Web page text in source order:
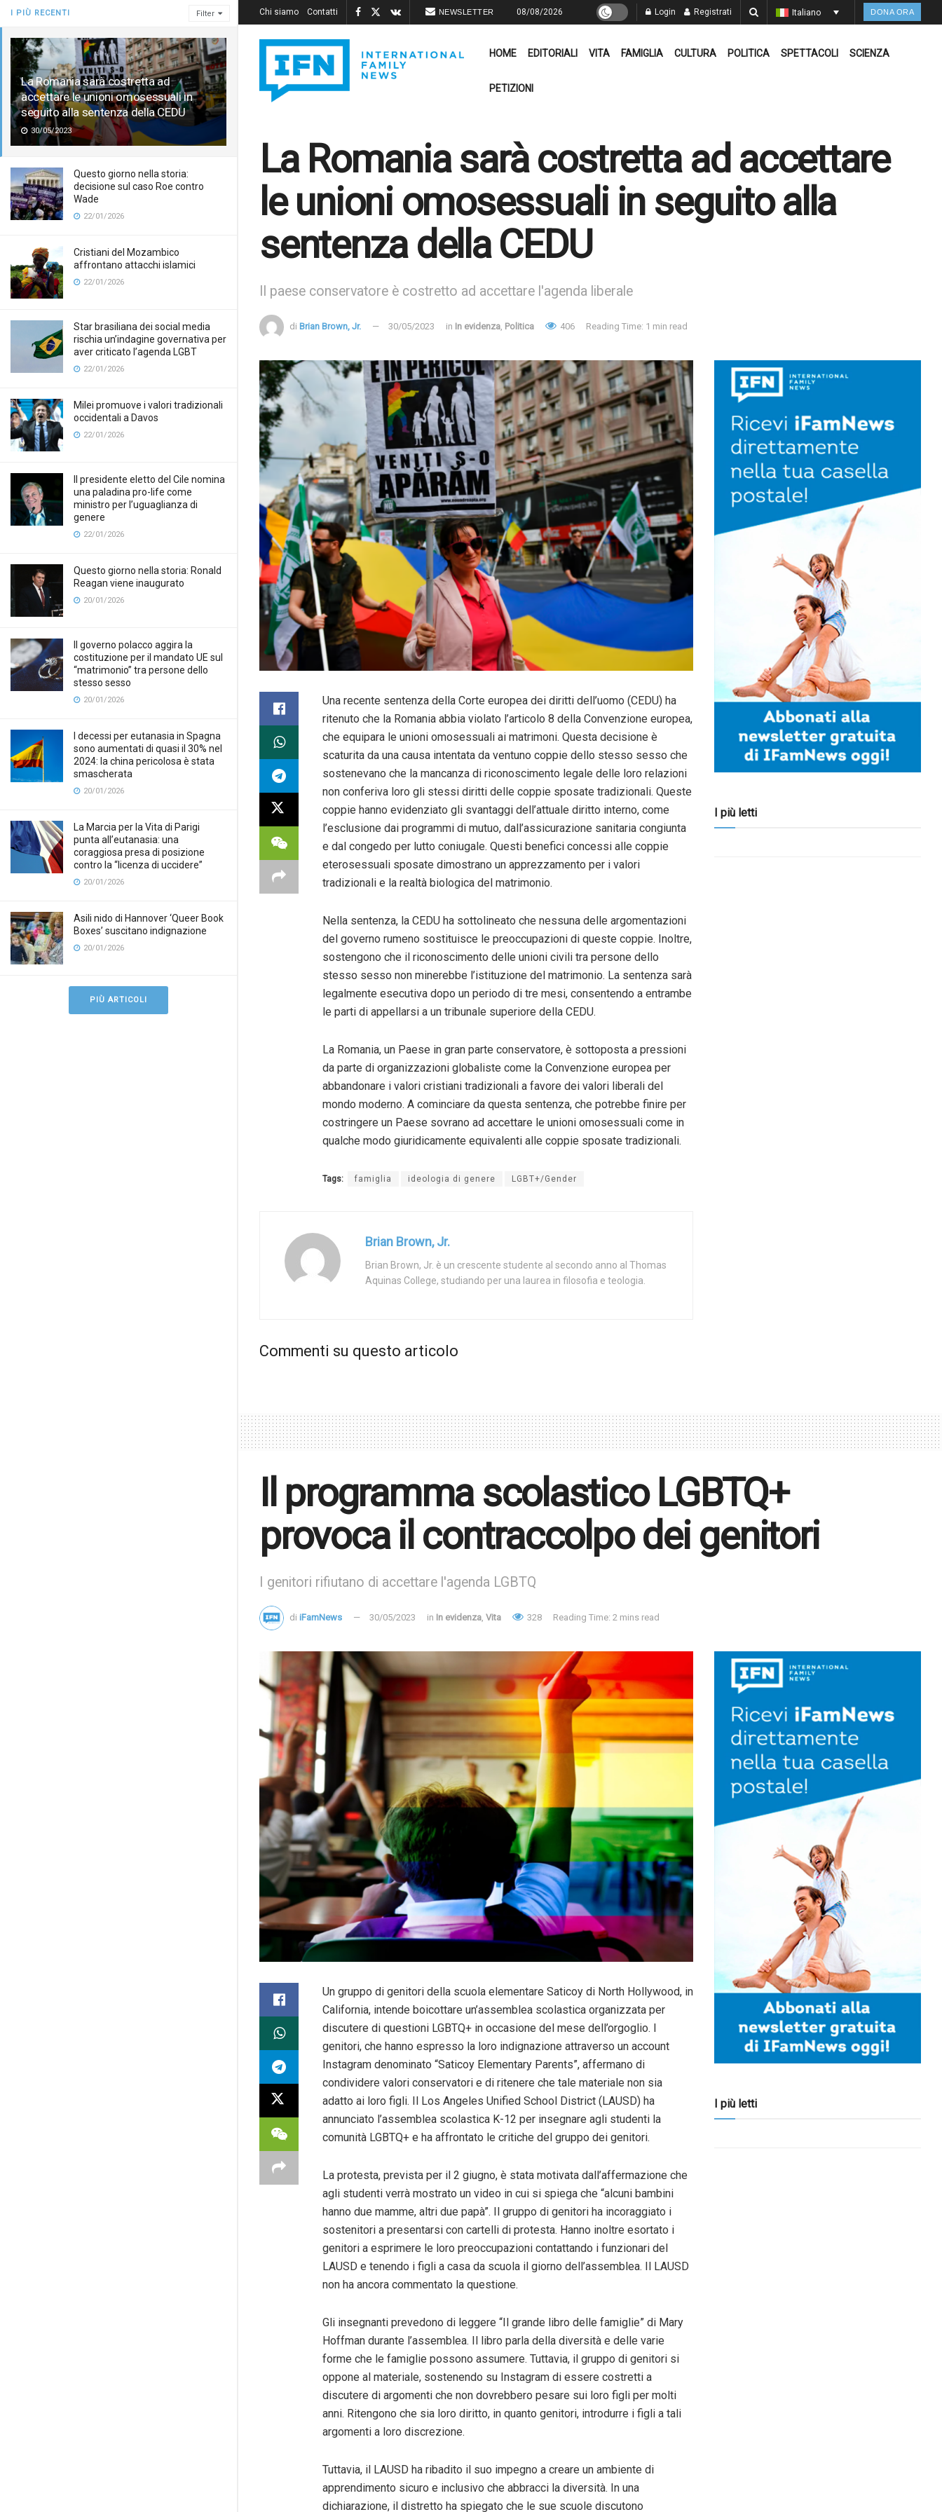
I PIÙ RECENTI Filter
La Romania sarà costretta ad
accettare le unioni omosessuali in
seguito alla sentenza della CEDU
30/05/2023
Questo giorno nella storia:
decisione sul caso Roe contro
Wade
22/01/2026
Cristiani del Mozambico
affrontano attacchi islamici
22/01/2026
Star brasiliana dei social media
rischia un’indagine governativa per
aver criticato l’agenda LGBT
22/01/2026
Milei promuove i valori tradizionali
occidentali a Davos
22/01/2026
Il presidente eletto del Cile nomina
una paladina pro-life come
ministro per l’uguaglianza di
genere
22/01/2026
Questo giorno nella storia: Ronald
Reagan viene inaugurato
20/01/2026
Il governo polacco aggira la
costituzione per il mandato UE sul
“matrimonio” tra persone dello
stesso sesso
20/01/2026
I decessi per eutanasia in Spagna
sono aumentati di quasi il 30% nel
2024: la china pericolosa è stata
smascherata
20/01/2026
La Marcia per la Vita di Parigi
punta all’eutanasia: una
coraggiosa presa di posizione
contro la “licenza di uccidere”
20/01/2026
Asili nido di Hannover ‘Queer Book
Boxes’ suscitano indignazione
20/01/2026
PIÙ ARTICOLI
Chi siamo Contatti NEWSLETTER 08/08/2026 Login Registrati Italiano DONA ORA
HOME EDITORIALI VITA FAMIGLIA CULTURA POLITICA SPETTACOLI SCIENZA
PETIZIONI
La Romania sarà costretta ad accettare
le unioni omosessuali in seguito alla
sentenza della CEDU
Il paese conservatore è costretto ad accettare l'agenda liberale
di Brian Brown, Jr. 30/05/2023 in In evidenza, Politica 406 Reading Time: 1 min read
Una recente sentenza della Corte europea dei diritti dell’uomo (CEDU) ha
ritenuto che la Romania abbia violato l’articolo 8 della Convenzione europea,
che equipara le unioni omosessuali ai matrimoni. Questa decisione è
scaturita da una causa intentata da ventuno coppie dello stesso sesso che
sostenevano che la mancanza di riconoscimento legale delle loro relazioni
non conferiva loro gli stessi diritti delle coppie sposate tradizionali. Queste
coppie hanno evidenziato gli svantaggi dell’attuale diritto interno, come
l’esclusione dai programmi di mutuo, dall’assicurazione sanitaria congiunta
e dal congedo per lutto coniugale. Questi benefici concessi alle coppie
eterosessuali sposate dimostrano un apprezzamento per i valori
tradizionali e la realtà biologica del matrimonio.
Nella sentenza, la CEDU ha sottolineato che nessuna delle argomentazioni
del governo rumeno sostituisce le preoccupazioni di queste coppie. Inoltre,
sostengono che il riconoscimento delle unioni civili tra persone dello
stesso sesso non minerebbe l’istituzione del matrimonio. La sentenza sarà
legalmente esecutiva dopo un periodo di tre mesi, consentendo a entrambe
le parti di appellarsi a un tribunale superiore della CEDU.
La Romania, un Paese in gran parte conservatore, è sottoposta a pressioni
da parte di organizzazioni globaliste come la Convenzione europea per
abbandonare i valori cristiani tradizionali a favore dei valori liberali del
mondo moderno. A cominciare da questa sentenza, che potrebbe finire per
costringere un Paese sovrano ad accettare le unioni omosessuali come in
qualche modo giuridicamente equivalenti alle coppie sposate tradizionali.
Tags: famiglia ideologia di genere LGBT+/Gender
Brian Brown, Jr.
Brian Brown, Jr. è un crescente studente al secondo anno al Thomas
Aquinas College, studiando per una laurea in filosofia e teologia.
Commenti su questo articolo
I più letti
Il programma scolastico LGBTQ+
provoca il contraccolpo dei genitori
I genitori rifiutano di accettare l'agenda LGBTQ
di iFamNews 30/05/2023 in In evidenza, Vita 328 Reading Time: 2 mins read
Un gruppo di genitori della scuola elementare Saticoy di North Hollywood, in
California, intende boicottare un’assemblea scolastica organizzata per
discutere di questioni LGBTQ+ in occasione del mese dell’orgoglio. I
genitori, che hanno espresso la loro indignazione attraverso un account
Instagram denominato “Saticoy Elementary Parents”, affermano di
condividere valori conservatori e di ritenere che tale materiale non sia
adatto ai loro figli. Il Los Angeles Unified School District (LAUSD) ha
annunciato l’assemblea scolastica K-12 per insegnare agli studenti la
comunità LGBTQ+ e ha affrontato le critiche del gruppo dei genitori.
La protesta, prevista per il 2 giugno, è stata motivata dall’affermazione che
agli studenti verrà mostrato un video in cui si spiega che “alcuni bambini
hanno due mamme, altri due papà”. Il gruppo di genitori ha incoraggiato i
sostenitori a presentarsi con cartelli di protesta. Hanno inoltre esortato i
genitori a esprimere le loro preoccupazioni contattando i funzionari del
LAUSD e tenendo i figli a casa da scuola il giorno dell’assemblea. Il LAUSD
non ha ancora commentato la questione.
Gli insegnanti prevedono di leggere “Il grande libro delle famiglie” di Mary
Hoffman durante l’assemblea. Il libro parla della diversità e delle varie
forme che le famiglie possono assumere. Tuttavia, il gruppo di genitori si
oppone al materiale, sostenendo su Instagram di essere costretti a
discutere di argomenti che non dovrebbero pesare sui loro figli per molti
anni. Ritengono che sia loro diritto, in quanto genitori, introdurre i figli a tali
argomenti a loro discrezione.
Tuttavia, il LAUSD ha ribadito il suo impegno a creare un ambiente di
apprendimento sicuro e inclusivo che abbracci la diversità. In una
dichiarazione, il distretto ha spiegato che le sue scuole discutono
I più letti